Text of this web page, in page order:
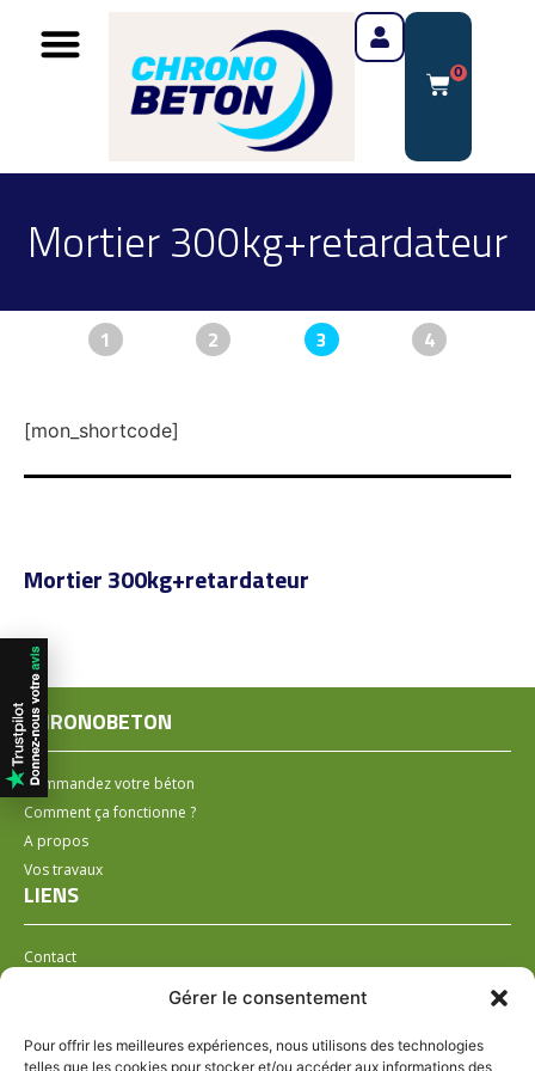
Gérer le consentement
Pour offrir les meilleures expériences, nous utilisons des technologies
telles que les cookies pour stocker et/ou accéder aux informations des
0
Mortier 300kg+retardateur
1 2 3 4
[mon_shortcode]
Mortier 300kg+retardateur
CHRONOBETON
Commandez votre béton
Comment ça fonctionne ?
A propos
Vos travaux
LIENS
Contact